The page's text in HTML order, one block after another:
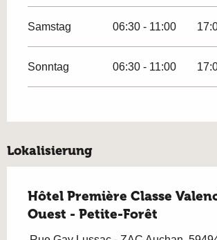
Samstag 06:30 - 11:00
Sonntag 06:30 - 11:00
Lokalisierung
Hôtel Première Classe
Ouest - Petite-Forêt